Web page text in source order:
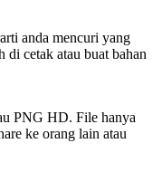
anda mencuri yang
di cetak atau buat bahan
PNG HD. File hanya
ke orang lain atau